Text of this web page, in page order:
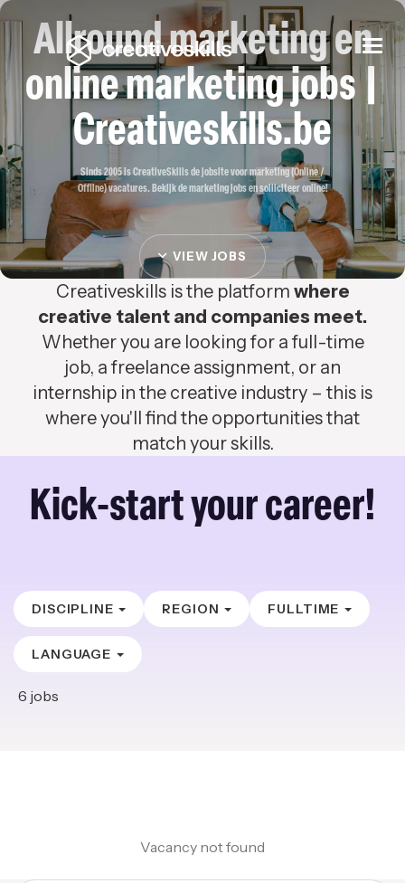
Allround marketing en
online marketing jobs |
Creativeskills.be
Sinds 2005 is CreativeSkills de jobsite voor marketing (Online /
Offline) vacatures. Bekijk de marketing jobs en solliciteer online!
VIEW JOBS
Creativeskills is the platform where
creative talent and companies meet.
Whether you are looking for a full-time
job, a freelance assignment, or an
internship in the creative industry – this is
where you'll find the opportunities that
match your skills.
Kick-start your career!
DISCIPLINE REGION FULLTIME
LANGUAGE
6 jobs
Vacancy not found